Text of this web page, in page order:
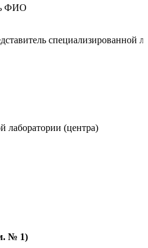
ФИО
специализированной
лаборатории (центра)
№ 1)